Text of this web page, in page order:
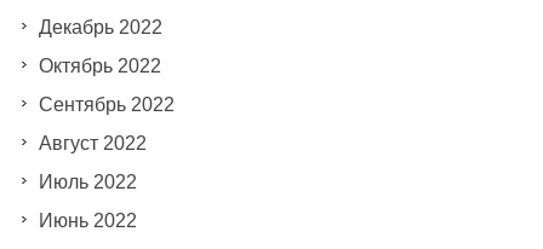
Декабрь 2022
Октябрь 2022
Сентябрь 2022
Август 2022
Июль 2022
Июнь 2022